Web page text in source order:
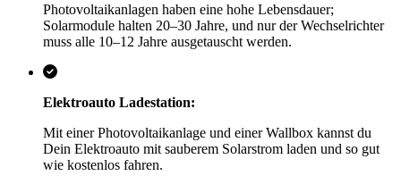
Photovoltaikanlagen haben eine hohe Lebensdauer;
Solarmodule halten 20–30 Jahre, und nur der Wechselrichter
muss alle 10–12 Jahre ausgetauscht werden.
Elektroauto Ladestation:
Mit einer Photovoltaikanlage und einer Wallbox kannst du
Dein Elektroauto mit sauberem Solarstrom laden und so gut
wie kostenlos fahren.